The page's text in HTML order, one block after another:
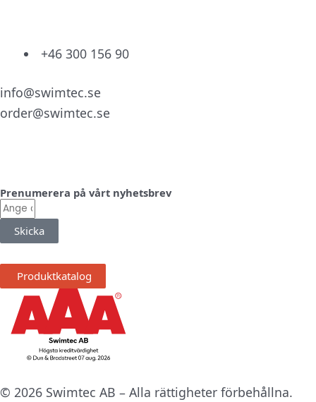
+46 300 156 90
info@swimtec.se
order@swimtec.se
Prenumerera på vårt nyhetsbrev
E-
postSkicka
Produktkatalog
© 2026 Swimtec AB – Alla rättigheter förbehållna.